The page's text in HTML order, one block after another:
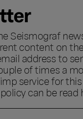
Seismograf
content on
address to
of times a
service for
can be read